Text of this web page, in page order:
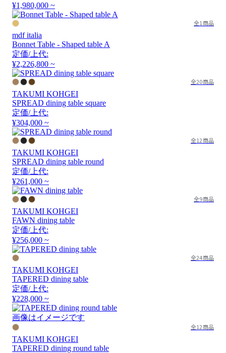
¥1,980,000 ~
全1商品
mdf italia
Bonnet Table - Shaped table A
定価/上代:
¥2,226,800 ~
全20商品
TAKUMI KOHGEI
SPREAD dining table square
定価/上代:
¥304,000 ~
全12商品
TAKUMI KOHGEI
SPREAD dining table round
定価/上代:
¥261,000 ~
全9商品
TAKUMI KOHGEI
FAWN dining table
定価/上代:
¥256,000 ~
全24商品
TAKUMI KOHGEI
TAPERED dining table
定価/上代:
¥228,000 ~
画像はイメージです
全12商品
TAKUMI KOHGEI
TAPERED dining round table